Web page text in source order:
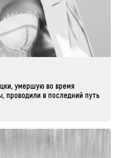
умершую во время
проводили в последний путь